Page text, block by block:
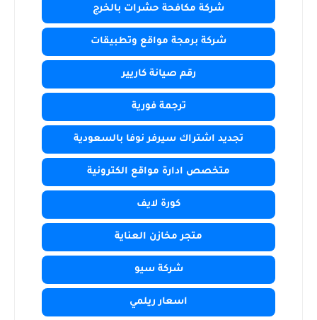
شركة مكافحة حشرات بالخرج
شركة برمجة مواقع وتطبيقات
رقم صيانة كاريير
ترجمة فورية
تجديد اشتراك سيرفر نوفا بالسعودية
متخصص ادارة مواقع الكترونية
كورة لايف
متجر مخازن العناية
شركة سيو
اسعار ريلمي